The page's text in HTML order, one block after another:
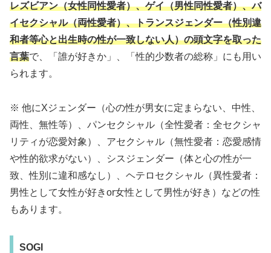
レズビアン（女性同性愛者）、ゲイ（男性同性愛者）、バ
イセクシャル（両性愛者）、トランスジェンダー（性別違
和者等心と出生時の性が一致しない人）の頭文字を取った
言葉で、「誰が好きか」、「性的少数者の総称」にも用い
られます。
※ 他にXジェンダー（心の性が男女に定まらない、中性、
両性、無性等）、パンセクシャル（全性愛者：全セクシャ
リティが恋愛対象）、アセクシャル（無性愛者：恋愛感情
や性的欲求がない）、シスジェンダー（体と心の性が一
致、性別に違和感なし）、ヘテロセクシャル（異性愛者：
男性として女性が好きor女性として男性が好き）などの性
もあります。
SOGI